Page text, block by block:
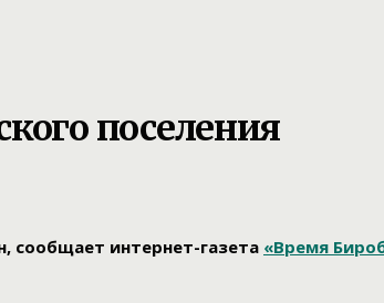
поселения
сообщает интернет-газета «Время